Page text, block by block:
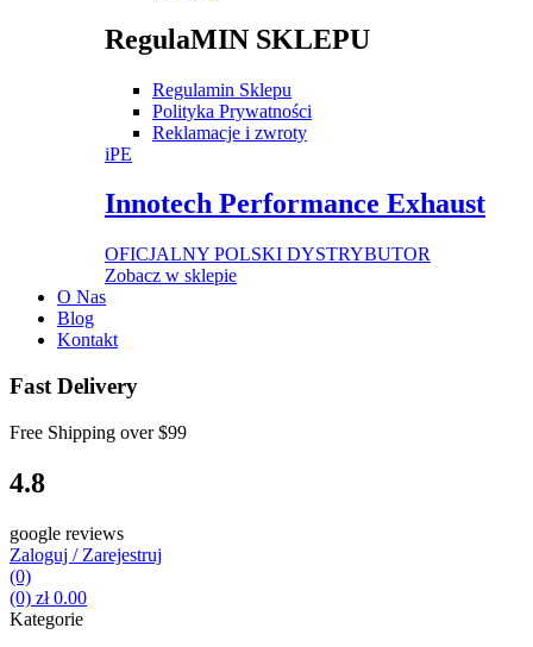
RegulaMIN SKLEPU
Regulamin Sklepu
Polityka Prywatności
Reklamacje i zwroty
iPE
Innotech Performance Exhaust
OFICJALNY POLSKI DYSTRYBUTOR
Zobacz w sklepie
O Nas
Blog
Kontakt
Fast Delivery
Free Shipping over$99
4.8
google reviews
Zaloguj / Zarejestruj
(0)
(0) zł0.00
Kategorie